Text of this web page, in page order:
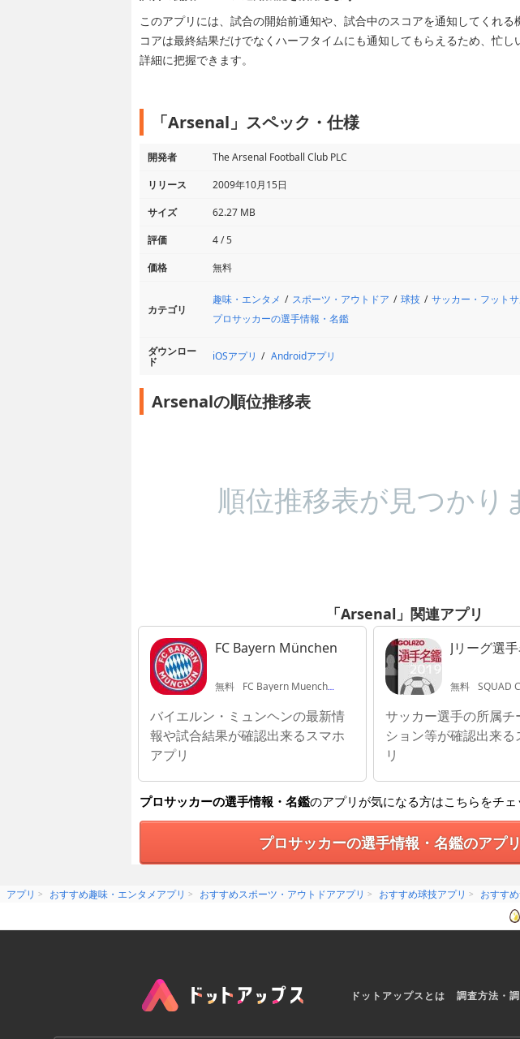
このアプリには、試合の開始前通知や、試合中のスコアを通知してくれる
コアは最終結果だけでなくハーフタイムにも通知してもらえるため、忙し
詳細に把握できます。
「Arsenal」スペック・仕様
開発者
The Arsenal Football Club PLC
リリース
2009年10月15日
サイズ
62.27 MB
評価
4 / 5
価格
無料
カテゴリ
趣味・エンタメ スポーツ・アウトドア 球技 サッカー・フット
プロサッカーの選手情報・名鑑
ダウンロー
ド iOSアプリ Androidアプリ
Arsenalの順位推移表
順位推移表が見つかり
「Arsenal」関連アプリ
FC Bayern München
無料 FC Bayern Muenchen AG
バイエルン・ミュンヘンの最新情
報や試合結果が確認出来るスマホ
アプリ
Jリーグ選
無料 SQUAD
サッカー選手の所属チ
ション等が確認出来
リ
プロサッカーの選手情報・名鑑のアプリが気になる方はこちらをチェ
プロサッカーの選手情報・名鑑のアプ
アプリ おすすめ趣味・エンタメアプリ おすすめスポーツ・アウトドアアプリ おすすめ球技アプリ おすす
ドットアップスとは 調査方法・